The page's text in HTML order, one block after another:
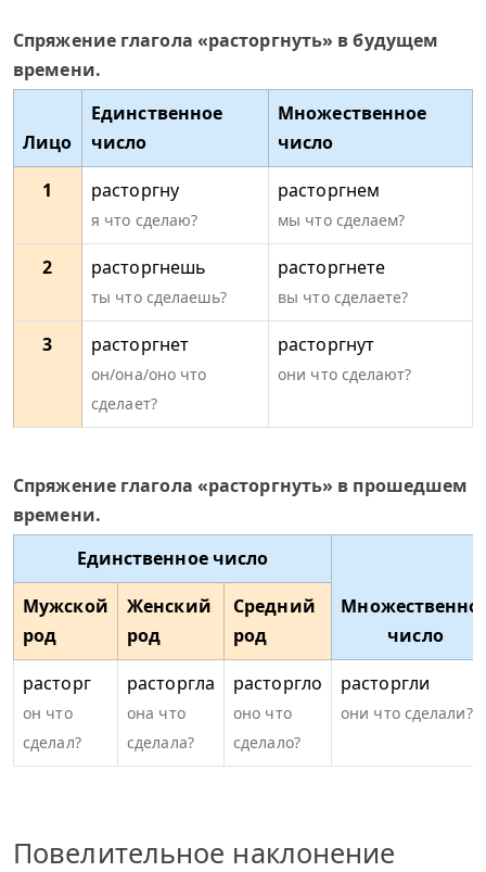
Спряжение глагола «расторгнуть» в будущем
времени.
Лицо
Единственное
число
Множественное
число
1
расторгну
я что сделаю?
расторгнем
мы что сделаем?
2 расторгнешь
ты что сделаешь?
расторгнете
вы что сделаете?
3 расторгнет
он/она/оно что
сделает?
расторгнут
они что сделают?
Спряжение глагола «расторгнуть» в прошедшем
времени.
Единственное число
число
Мужской
род
Женский
род
Средний
род
расторг
он что
сделал?
расторгла
она что
сделала?
расторгло
оно что
сделало?
расторгли
они что сделали?
Повелительное наклонение